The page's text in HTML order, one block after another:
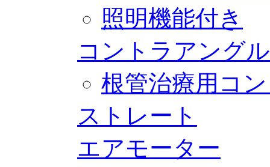
照明機能付き
コントラアングル
根管治療用コ
ストレート
エアモーター